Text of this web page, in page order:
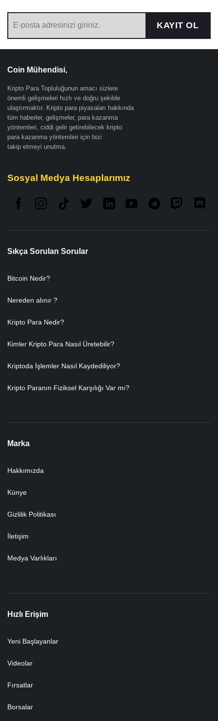
KAYIT OL
Coin Mühendisi,
Kripto Para Topluluğunun amacı sizlere
önemli gelişmeleri hızlı ve doğru şekilde
ulaştırmaktır. Kripto para piyasaları hakkında
tüm haberler, gelişmeler, para kazanma
yöntemleri, ciddi gelir getirebilecek kripto
para kazanma yöntemleri için bizi
takip etmeyi unutma.
Sosyal Medya Hesaplarımız
Sıkça Sorulan Sorular
Bitcoin Nedir?
Nereden alınır ?
Kripto Para Nedir?
Kimler Kripto Para Nasıl Üretebilir?
Kriptoda İşlemler Nasıl Kaydediliyor?
Kripto Paranın Fiziksel Karşılığı Var mı?
Marka
Hakkımızda
Künye
Gizlilik Politikası
İletişim
Medya Varlıkları
Hızlı Erişim
Yeni Başlayanlar
Videolar
Fırsatlar
Borsalar